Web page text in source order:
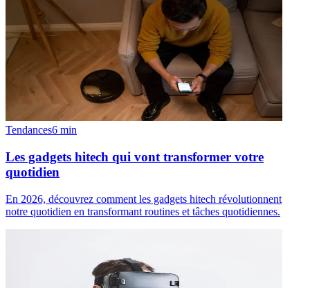
Tendances6 min
Les gadgets hitech qui vont transformer votre
quotidien
En 2026, découvrez comment les gadgets hitech révolutionnent
notre quotidien en transformant routines et tâches quotidiennes.